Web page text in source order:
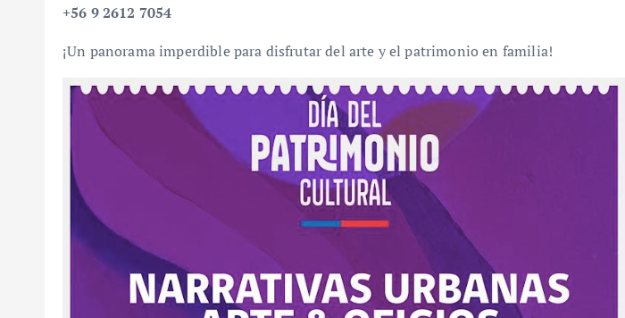
+56 9 2612 7054
¡Un panorama imperdible para disfrutar del arte y el patrimonio en familia!